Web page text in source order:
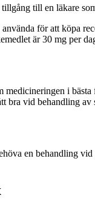
till en läkare
för att köpa
är 30 mg per
medicineringen i
bra vid behandling av
en behandling